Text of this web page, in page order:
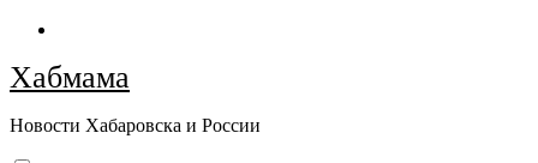
Перейти
содержимому
Хабмама
Новости Хабаровска и России